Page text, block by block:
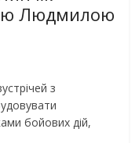
Людмилою
з
бойових дій,